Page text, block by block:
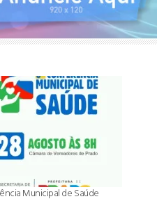
Municipal de Saúde